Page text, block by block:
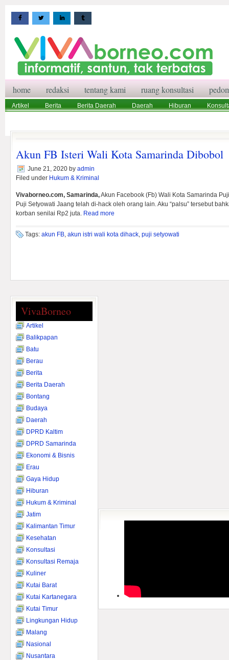
home redaksi tentang kami ruang konsultasi
Artikel Berita Berita Daerah Daerah Hiburan
Akun FB Isteri Wali Kota Samarinda Dibobol
June 21, 2020 by admin
Filed under Hukum & Kriminal
Vivaborneo.com, Samarinda,Akun Facebook (Fb) Wali Kota Samarinda
Puji Setyowati Jaang telah di-hack oleh orang lain. Aku “palsu” tersebut
korban senilai Rp2 juta. Read more
Tags: akun FB, akun istri wali kota dihack, puji setyowati
VivaBorneo
Artikel
Balikpapan
Batu
Berau
Berita
Berita Daerah
Bontang
Budaya
Daerah
DPRD Kaltim
DPRD Samarinda
Ekonomi & Bisnis
Erau
Gaya Hidup
Hiburan
Hukum & Kriminal
Jatim
Kalimantan Timur
Kesehatan
Konsultasi
Konsultasi Remaja
Kuliner
Kutai Barat
Kutai Kartanegara
Kutai Timur
Lingkungan Hidup
Malang
Nasional
Nusantara